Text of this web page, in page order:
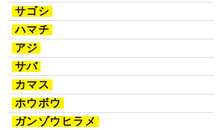
サゴシ
ハマチ
アジ
サバ
カマス
ホウボウ
ガンゾウヒラメ